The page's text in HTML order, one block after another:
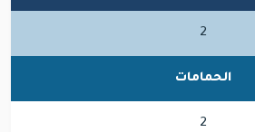
2
الحمامات
2